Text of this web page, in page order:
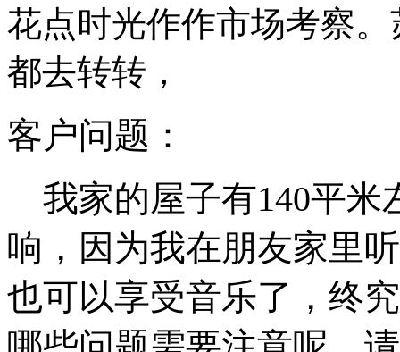
花点时光作作市场考察
都去转转，
客户问题：
我家的屋子有140平米
响，因为我在朋友家里
也可以享受音乐了，终